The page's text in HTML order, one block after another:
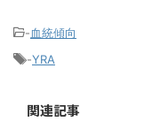
-血統傾向
-YRA
関連記事